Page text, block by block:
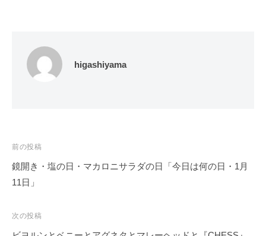
higashiyama
投
稿
ナ
ゲ
ー
前の投稿
鏡開き・塩の日・マカロニサラダの日「今日は何の日・1月
11日」
次の投稿